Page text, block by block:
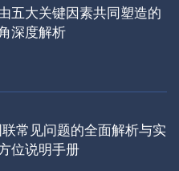
五大关键因素共同塑造的
深度解析
常见问题的全面解析与实
位说明手册